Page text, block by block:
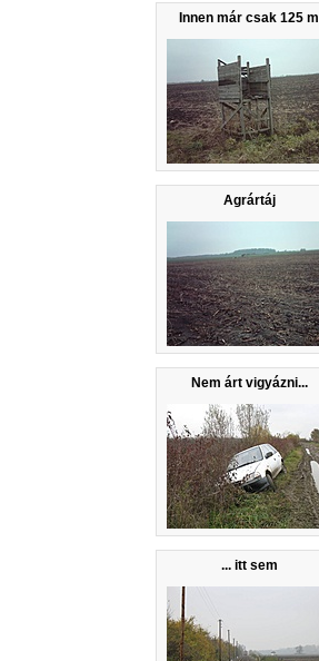
Innen már csak 125 m
Agrártáj
Nem árt vigyázni...
... itt sem